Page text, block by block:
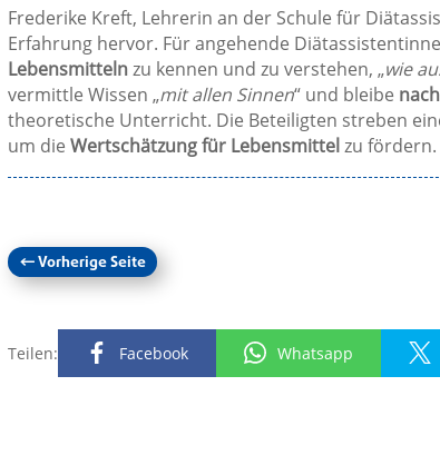
Frederike Kreft, Lehrerin an der Schule für
Erfahrung hervor. Für angehende
Lebensmittelnzu kennen und zu verstehen, „wie
vermittle Wissen „mit allen Sinnen“ und bleibe
theoretische Unterricht. Die Beteiligten streben
um die Wertschätzung für Lebensmittel zu fördern.
←Vorherige Seite
Teilen: Facebook Whatsapp